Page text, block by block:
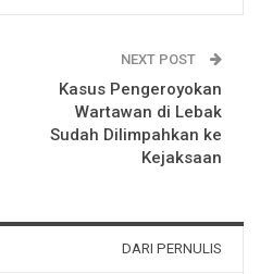
NEXT POST
Kasus Pengeroyokan
Wartawan di Lebak
Sudah Dilimpahkan ke
Kejaksaan
DARI PERNULIS